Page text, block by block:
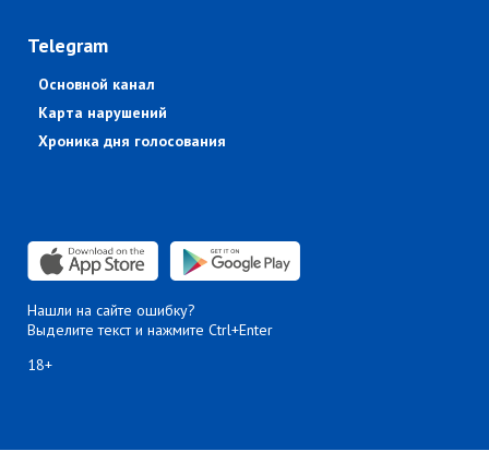
Telegram
Основной канал
Карта нарушений
Хроника дня голосования
Нашли на сайте ошибку?
Выделите текст и нажмите Ctrl+Enter
18+